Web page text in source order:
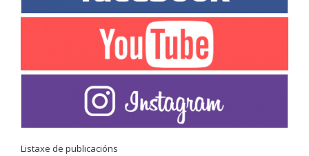
Listaxe de publicacións